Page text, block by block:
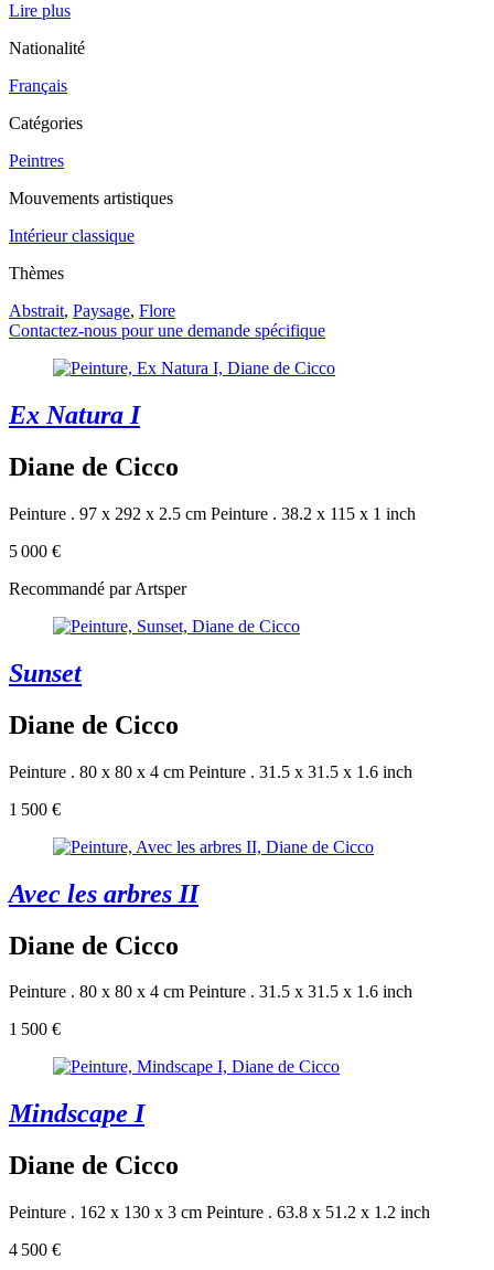
Lire plus
Nationalité
Français
Catégories
Peintres
Mouvements artistiques
Intérieur classique
Thèmes
Abstrait, Paysage, Flore
Contactez-nous pour une demande spécifique
Ex Natura I
Diane de Cicco
Peinture . 97 x 292 x 2.5 cm Peinture . 38.2 x 115 x 1 inch
5 000 €
Recommandé par Artsper
Sunset
Diane de Cicco
Peinture . 80 x 80 x 4 cm Peinture . 31.5 x 31.5 x 1.6 inch
1 500 €
Avec les arbres II
Diane de Cicco
Peinture . 80 x 80 x 4 cm Peinture . 31.5 x 31.5 x 1.6 inch
1 500 €
Mindscape I
Diane de Cicco
Peinture . 162 x 130 x 3 cm Peinture . 63.8 x 51.2 x 1.2 inch
4 500 €